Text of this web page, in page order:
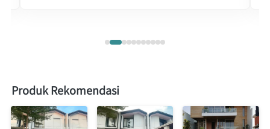
Produk Rekomendasi